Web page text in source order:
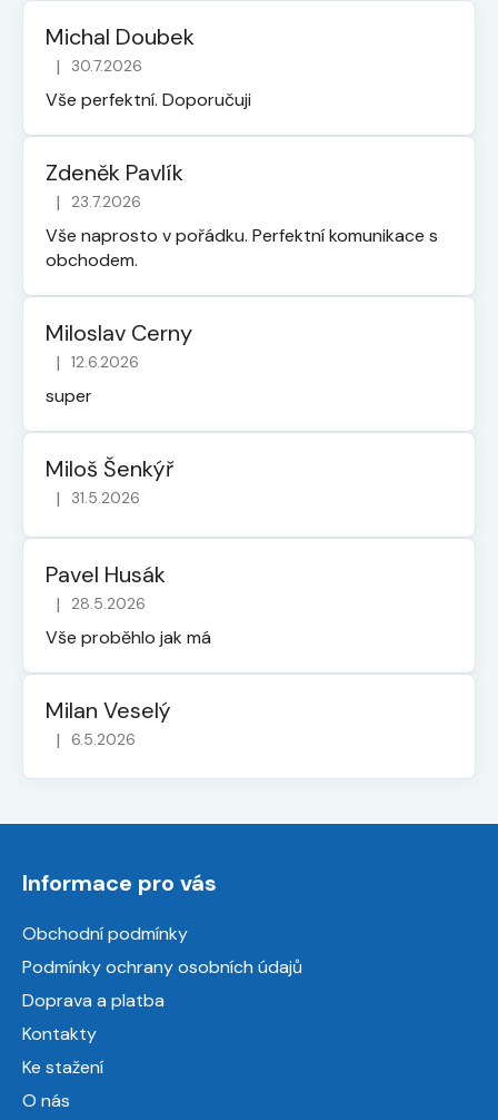
Michal Doubek
Hodnocení obchodu je 5 z 5 hvězdiček.
| 30.7.2026
Vše perfektní. Doporučuji
Zdeněk Pavlík
Hodnocení obchodu je 5 z 5 hvězdiček.
| 23.7.2026
Vše naprosto v pořádku. Perfektní komunikace s
obchodem.
Miloslav Cerny
Hodnocení obchodu je 5 z 5 hvězdiček.
| 12.6.2026
super
Miloš Šenkýř
Hodnocení obchodu je 5 z 5 hvězdiček.
| 31.5.2026
Pavel Husák
Hodnocení obchodu je 5 z 5 hvězdiček.
| 28.5.2026
Vše proběhlo jak má
Milan Veselý
Hodnocení obchodu je 5 z 5 hvězdiček.
| 6.5.2026
Informace pro vás
Obchodní podmínky
Podmínky ochrany osobních údajů
Doprava a platba
Kontakty
Ke stažení
O nás